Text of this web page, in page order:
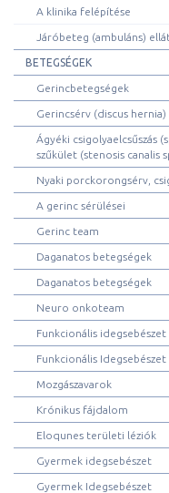
A klinika felépítése
Járóbeteg (ambuláns)
BETEGSÉGEK
Gerincbetegségek
Gerincsérv (discus hernia)
Ágyéki csigolyaelcsűszás
szűkület (stenosis canalis
Nyaki porckorongsérv,
A gerinc sérülései
Gerinc team
Daganatos betegségek
Daganatos betegségek
Neuro onkoteam
Funkcionális idegsebészet
Funkcionális Idegsebészet
Mozgászavarok
Krónikus fájdalom
Eloqunes területi léziók
Gyermek idegsebészet
Gyermek Idegsebészet